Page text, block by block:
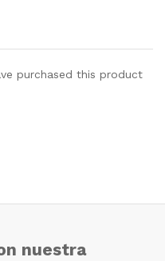
purchased this product
nuestra